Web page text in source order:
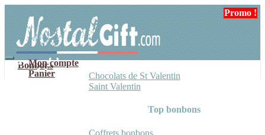
navigation
contenu
Mon compte
Panier
Bonbons
Chocolats de St Valentin
Saint Valentin
Top bonbons
Coffrets bonbons
Promo !